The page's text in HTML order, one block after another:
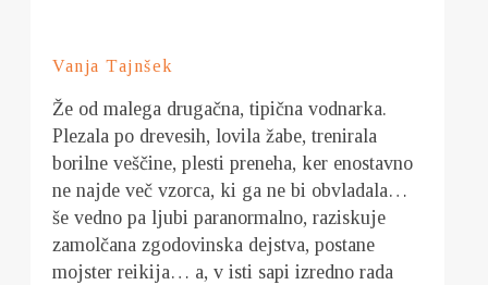
Vanja Tajnšek
Že od malega drugačna, tipična vodnarka.
Plezala po drevesih, lovila žabe, trenirala
borilne veščine, plesti preneha, ker enostavno
ne najde več vzorca, ki ga ne bi obvladala…
še vedno pa ljubi paranormalno, raziskuje
zamolčana zgodovinska dejstva, postane
mojster reikija… a, v isti sapi izredno rada